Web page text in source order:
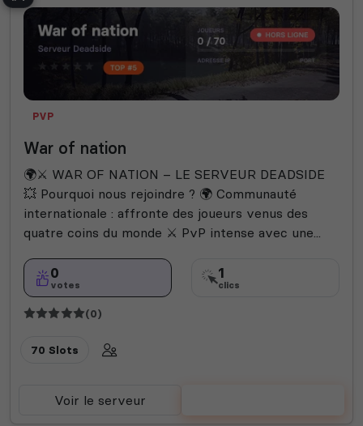
PVP
War of nation
🌍⚔️ WAR OF NATION – LE SERVEUR DEADSIDE
💥 Pourquoi nous rejoindre ? 🌍 Communauté
internationale : affronte des joueurs venus des
quatre coins du monde ⚔️ PvP intense avec une...
0
votes
1
clics
(0)
70 Slots
Voir le serveur